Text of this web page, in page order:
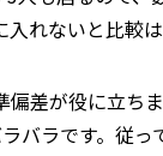
れないと比較は
差が役に立ち
バラです。従